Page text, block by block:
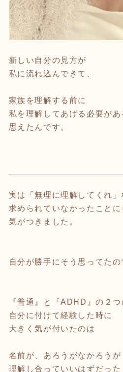
新しい自分の見方が
私に流れ込んできて、
家族を理解する前に
私を理解してあげる必要があ
思えたんです。
実は「無理に理解してくれ」
求められていなかったことに
気がつきました。
自分が勝手にそう思ってたの
『普通』と『ADHD』の２つ
自分に付けて経験した時に
大きく気が付いたのは
名前が、あろうがなかろうが
理解し合っていいはずだった